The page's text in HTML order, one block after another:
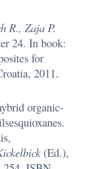
R., Zaja P.
24. In book:
for
2011.
organic-
(Ed.),